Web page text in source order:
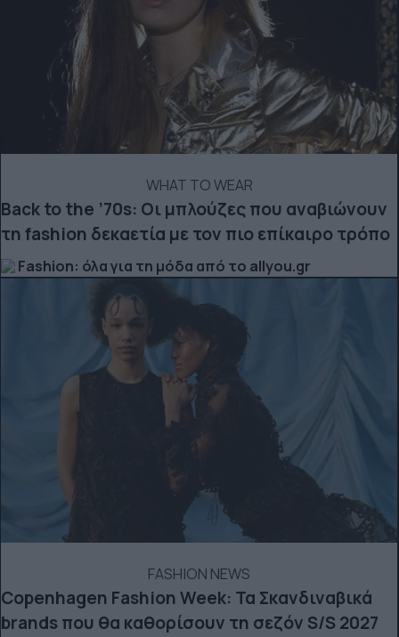
WHAT TO WEAR
Back to the ’70s: Οι μπλούζες που αναβιώνουν
τη fashion δεκαετία με τον πιο επίκαιρο τρόπο
Fashion: όλα για τη μόδα από το allyou.gr
FASHION NEWS
Copenhagen Fashion Week: Τα Σκανδιναβικά
brands που θα καθορίσουν τη σεζόν S/S 2027